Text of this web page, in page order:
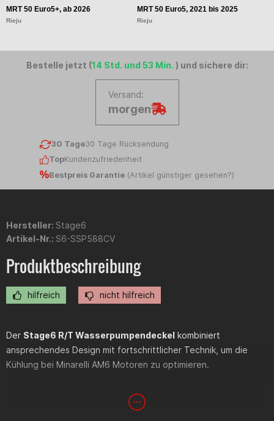
MRT 50 Euro5+, ab 2026
Rieju
MRT 50 Euro5, 2021 bis 2025
Rieju
Bestelle jetzt (14 Std. und 53 Min. ) und sichere dir:
Versand:
morgen
30 Tage30 Tage Rücksendung
TopKundenzufriedenheit
Bestpreis Garantie (Artikel günstiger gesehen?)
Hersteller: Stage6
Artikel-Nr.: S6-SSP588CV
Produktbeschreibung
hilfreich nicht hilfreich
Der Stage6 R/T Wasserpumpendeckel kombiniert
ansprechendes Design mit fortschrittlicher Technik, um die
Kühlung bei Minarelli AM6 Motoren zu optimieren.